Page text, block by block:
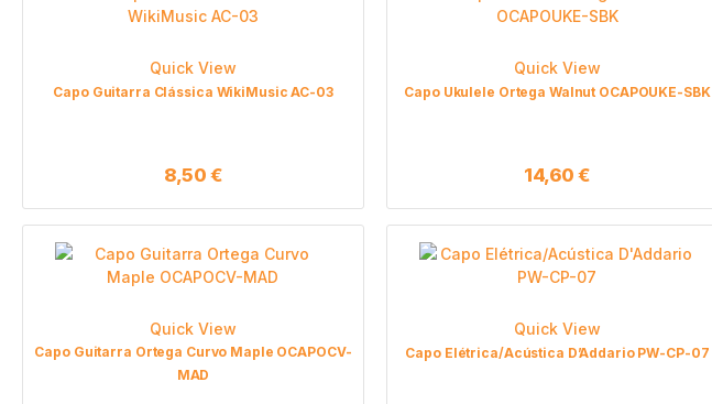
Quick View
Capo Guitarra Clássica WikiMusic AC-03
8,50 €
Quick View
Capo Ukulele Ortega Walnut OCAPOUKE-SBK
14,60€
Quick View
Capo Guitarra Ortega Curvo Maple OCAPOCV-
MAD
Quick View
Capo Elétrica/Acústica D’Addario PW-CP-07